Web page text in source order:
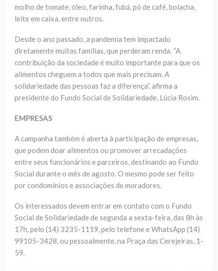
molho de tomate, óleo, farinha, fubá, pó de café, bolacha,
leite em caixa, entre outros.
Desde o ano passado, a pandemia tem impactado
diretamente muitas famílias, que perderam renda. “A
contribuição da sociedade é muito importante para que os
alimentos cheguem a todos que mais precisam. A
solidariedade das pessoas faz a diferença”, afirma a
presidente do Fundo Social de Solidariedade, Lúcia Rosim.
EMPRESAS
A campanha também é aberta à participação de empresas,
que podem doar alimentos ou promover arrecadações
entre seus funcionários e parceiros, destinando ao Fundo
Social durante o mês de agosto. O mesmo pode ser feito
por condomínios e associações de moradores.
Os interessados devem entrar em contato com o Fundo
Social de Solidariedade de segunda a sexta-feira, das 8h às
17h, pelo (14) 3235-1119, pelo telefone e WhatsApp (14)
99105-3428, ou pessoalmente, na Praça das Cerejeiras, 1-
59.